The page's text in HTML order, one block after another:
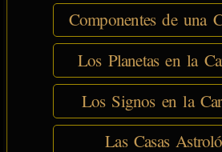
Componentes de una
Los Planetas en la
Los Signos en la
Las Casas